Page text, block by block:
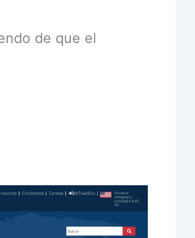
de que el